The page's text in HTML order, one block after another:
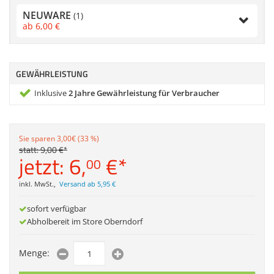
Anmelden
NEUWARE (1)
ab 6,00 €
GEWÄHRLEISTUNG
Inklusive2 Jahre Gewährleistung für Verbraucher
Sie sparen 3,00€ (33 %)
statt:9,00€*
jetzt: 6,00 €*
inkl. MwSt., Versand ab 5,95 €
sofort verfügbar
Abholbereit im Store Oberndorf
Menge: